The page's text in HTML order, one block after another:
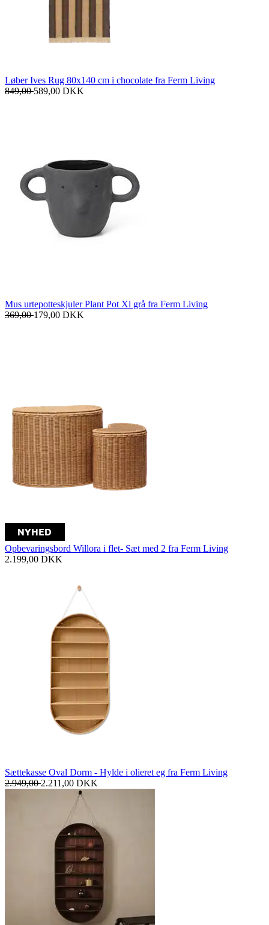
Løber Ives Rug 80x140 cm i chocolate fra Ferm Living
849,00589,00 DKK
Mus urtepotteskjuler Plant Pot Xl grå fra Ferm Living
369,00179,00 DKK
Opbevaringsbord Willora i flet- Sæt med 2 fra Ferm Living
2.199,00 DKK
Sættekasse Oval Dorm - Hylde i olieret eg fra Ferm Living
2.949,002.211,00 DKK